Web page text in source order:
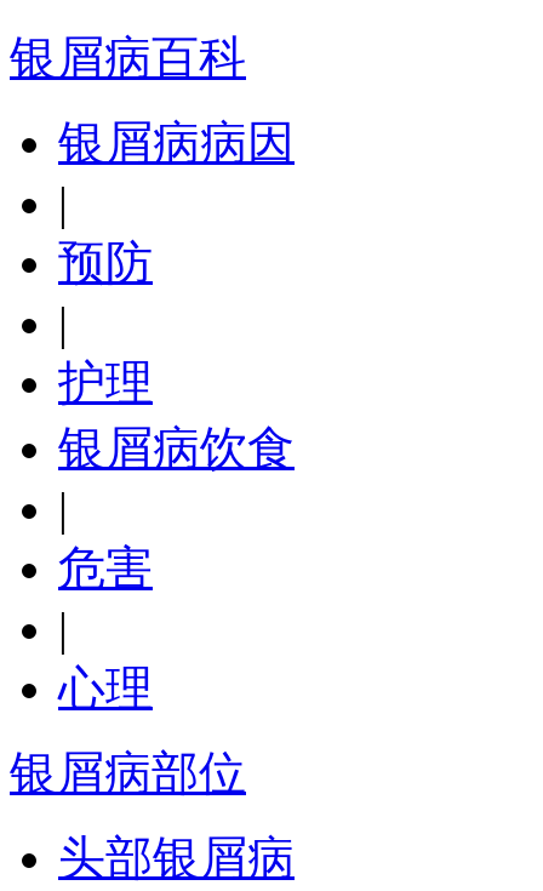
银屑病百科
银屑病病因
|
预防
|
护理
银屑病饮食
|
危害
|
心理
银屑病部位
头部银屑病